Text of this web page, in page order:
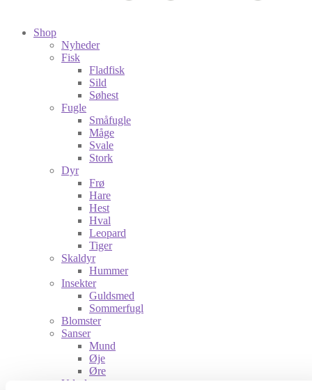
Shop
Nyheder
Fisk
Fladfisk
Sild
Søhest
Fugle
Småfugle
Måge
Svale
Stork
Dyr
Frø
Hare
Hest
Hval
Leopard
Tiger
Skaldyr
Hummer
Insekter
Guldsmed
Sommerfugl
Blomster
Sanser
Mund
Øje
Øre
Udsalg